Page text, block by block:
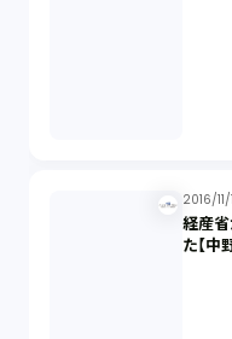
2016/11/
経産
た【中